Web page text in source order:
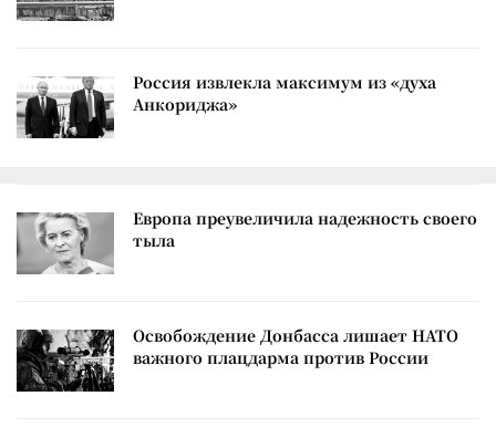
Россия извлекла максимум из «духа
Анкориджа»
Европа преувеличила надежность своего
тыла
Освобождение Донбасса лишает НАТО
важного плацдарма против России